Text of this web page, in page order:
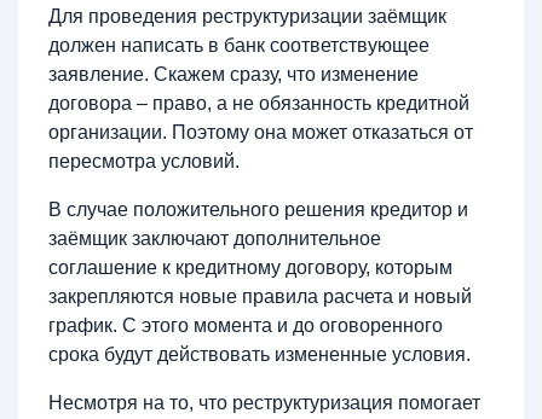
Для проведения реструктуризации заёмщик
должен написать в банк соответствующее
заявление. Скажем сразу, что изменение
договора – право, а не обязанность кредитной
организации. Поэтому она может отказаться от
пересмотра условий.
В случае положительного решения кредитор и
заёмщик заключают дополнительное
соглашение к кредитному договору, которым
закрепляются новые правила расчета и новый
график. С этого момента и до оговоренного
срока будут действовать измененные условия.
Несмотря на то, что реструктуризация помогает